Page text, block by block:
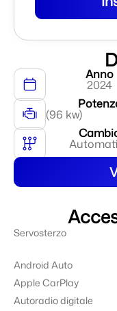
Anno
2024
(96 kw)
Servosterzo
Android Auto
Apple CarPlay
Autoradio digitale